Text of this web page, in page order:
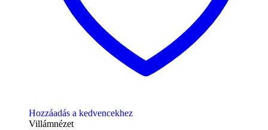
Hozzáadás a kedvencekhez
Villámnézet